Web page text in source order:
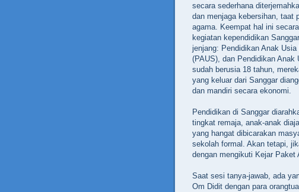
secara sederhana
dan menjaga kebersihan, taat
agama. Keempat hal ini
kegiatan kependidikan
jenjang: Pendidikan Anak
(PAUS), dan Pendidikan Anak
sudah berusia 18 tahun,
yang keluar dari Sanggar
dan mandiri secara ekonomi.
Pendidikan di Sanggar
tingkat remaja, anak-anak
yang hangat dibicarakan
sekolah formal. Akan tetapi,
dengan mengikuti Kejar Paket
Saat sesi tanya-jawab, ada
Om Didit dengan para